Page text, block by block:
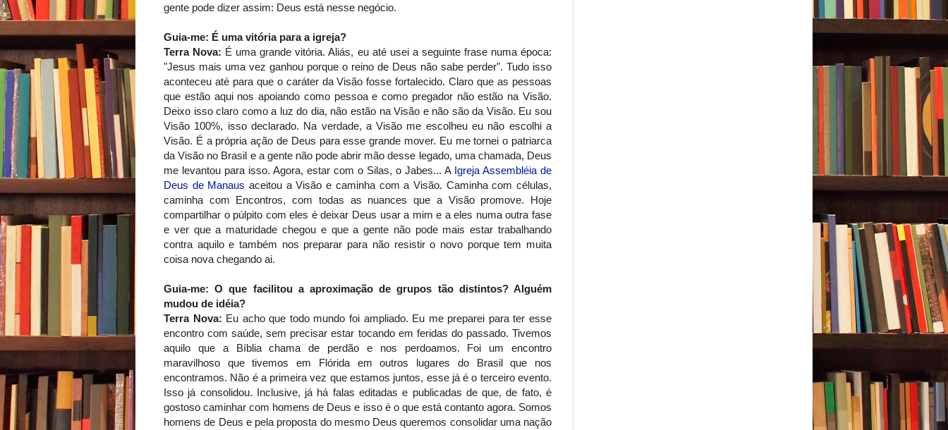
gente pode dizer assim: Deus está nesse negócio.
Guia-me: É uma vitória para a igreja?
Terra Nova: É uma grande vitória. Aliás, eu até usei a seguinte frase numa época:
"Jesus mais uma vez ganhou porque o reino de Deus não sabe perder". Tudo isso
aconteceu até para que o caráter da Visão fosse fortalecido. Claro que as pessoas
que estão aqui nos apoiando como pessoa e como pregador não estão na Visão.
Deixo isso claro como a luz do dia, não estão na Visão e não são da Visão. Eu sou
Visão 100%, isso declarado. Na verdade, a Visão me escolheu eu não escolhi a
Visão. É a própria ação de Deus para esse grande mover. Eu me tornei o patriarca
da Visão no Brasil e a gente não pode abrir mão desse legado, uma chamada, Deus
me levantou para isso. Agora, estar com o Silas, o Jabes... A Igreja Assembléia de
Deus de Manaus aceitou a Visão e caminha com a Visão. Caminha com células,
caminha com Encontros, com todas as nuances que a Visão promove. Hoje
compartilhar o púlpito com eles é deixar Deus usar a mim e a eles numa outra fase
e ver que a maturidade chegou e que a gente não pode mais estar trabalhando
contra aquilo e também nos preparar para não resistir o novo porque tem muita
coisa nova chegando ai.
Guia-me: O que facilitou a aproximação de grupos tão distintos? Alguém
mudou de idéia?
Terra Nova: Eu acho que todo mundo foi ampliado. Eu me preparei para ter esse
encontro com saúde, sem precisar estar tocando em feridas do passado. Tivemos
aquilo que a Bíblia chama de perdão e nos perdoamos. Foi um encontro
maravilhoso que tivemos em Flórida em outros lugares do Brasil que nos
encontramos. Não é a primeira vez que estamos juntos, esse já é o terceiro evento.
Isso já consolidou. Inclusive, já há falas editadas e publicadas de que, de fato, é
gostoso caminhar com homens de Deus e isso é o que está contanto agora. Somos
homens de Deus e pela proposta do mesmo Deus queremos consolidar uma nação